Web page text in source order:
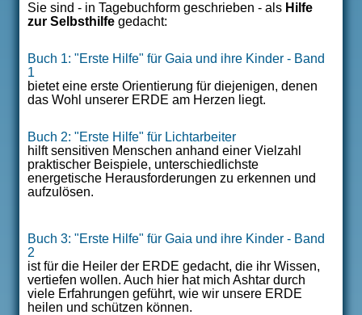
Sie sind - in Tagebuchform geschrieben - als Hilfe
zur Selbsthilfe gedacht:
Buch 1: "Erste Hilfe" für Gaia und ihre Kinder - Band
1
bietet eine erste Orientierung für diejenigen, denen
das Wohl unserer ERDE am Herzen liegt.
Buch 2: "Erste Hilfe" für Lichtarbeiter
hilft sensitiven Menschen anhand einer Vielzahl
praktischer Beispiele, unterschiedlichste
energetische Herausforderungen zu erkennen und
aufzulösen.
Buch 3: "Erste Hilfe" für Gaia und ihre Kinder - Band
2
ist für die Heiler der ERDE gedacht, die ihr Wissen,
vertiefen wollen. Auch hier hat mich Ashtar durch
viele Erfahrungen geführt, wie wir unsere ERDE
heilen und schützen können.